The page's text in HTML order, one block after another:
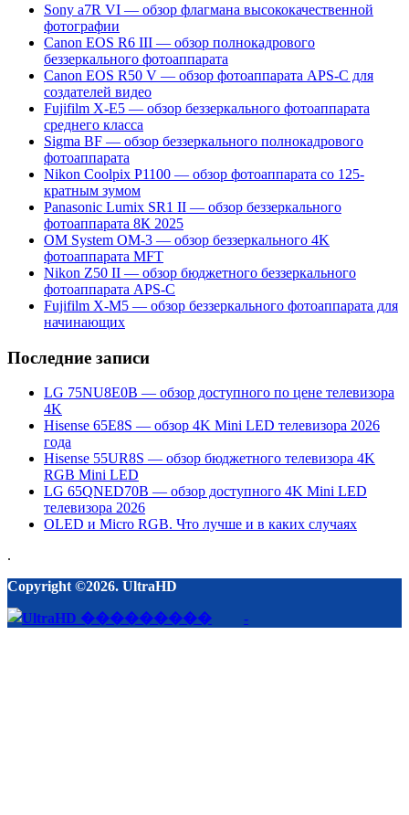
Sony a7R VI — обзор флагмана высококачественной
фотографии
Canon EOS R6 III — обзор полнокадрового
беззеркального фотоаппарата
Canon EOS R50 V — обзор фотоаппарата APS-C для
создателей видео
Fujifilm X-E5 — обзор беззеркального фотоаппарата
среднего класса
Sigma BF — обзор беззеркального полнокадрового
фотоаппарата
Nikon Coolpix P1100 — обзор фотоаппарата со 125-
кратным зумом
Panasonic Lumix SR1 II — обзор беззеркального
фотоаппарата 8К 2025
OM System OM-3 — обзор беззеркального 4K
фотоаппарата MFT
Nikon Z50 II — обзор бюджетного беззеркального
фотоаппарата APS-C
Fujifilm X-M5 — обзор беззеркального фотоаппарата для
начинающих
Последние записи
LG 75NU8E0B — обзор доступного по цене телевизора
4K
Hisense 65E8S — обзор 4K Mini LED телевизора 2026
года
Hisense 55UR8S — обзор бюджетного телевизора 4K
RGB Mini LED
LG 65QNED70B — обзор доступного 4K Mini LED
телевизора 2026
OLED и Micro RGB. Что лучше и в каких случаях
.
Copyright ©2026. UltraHD
-